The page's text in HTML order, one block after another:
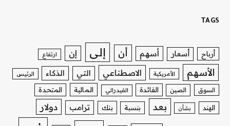
TAGS
أرباح أسعار أسهم أن إلى إن ارتفاع
الأسهم الأمريكية الاصطناعي التي الذكاء الرئيس
السوق الصين الفائدة الفيدرالي المالية المتحدة
الهند بشأن بعد بنسبة بنك ترامب دولار